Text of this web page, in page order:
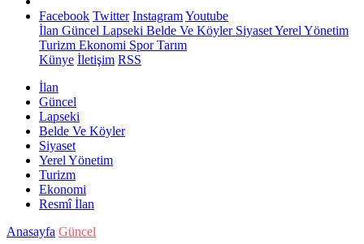
Facebook Twitter InstagramYoutube
İlan Güncel Lapseki Belde Ve KöylerSiyasetYerel Yönetim
Turizm Ekonomi SporTarım
Künye İletişim RSS
İlan
Güncel
Lapseki
Belde Ve Köyler
Siyaset
Yerel Yönetim
Turizm
Ekonomi
Resmî İlan
Anasayfa Güncel